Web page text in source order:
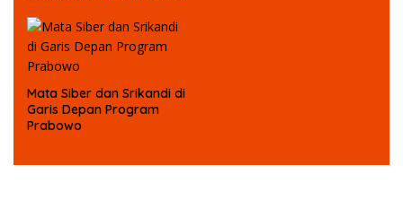
Mata Siber dan Srikandi di
Garis Depan Program
Prabowo